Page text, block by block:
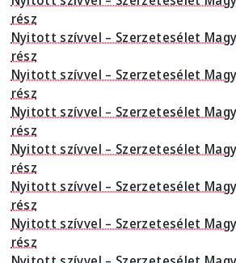
rész
Nyitott szívvel – Szerzetesélet
rész
Nyitott szívvel – Szerzetesélet
rész
Nyitott szívvel – Szerzetesélet
rész
Nyitott szívvel – Szerzetesélet
rész
Nyitott szívvel – Szerzetesélet
rész
Nyitott szívvel – Szerzetesélet
rész